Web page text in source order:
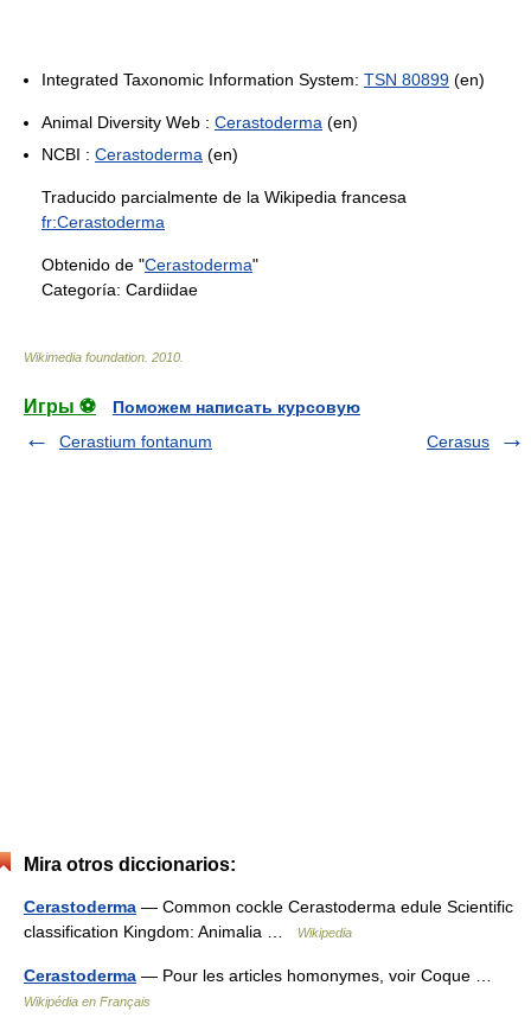
Integrated Taxonomic Information System: TSN 80899 (en)
Animal Diversity Web : Cerastoderma (en)
NCBI : Cerastoderma (en)
Traducido parcialmente de la Wikipedia francesa
fr:Cerastoderma
Obtenido de "Cerastoderma"
Categoría: Cardiidae
Wikimedia foundation 2010
Игры ⚽
Поможем написать курсовую
Cerastium fontanum
Cerasus
Mira otros diccionarios:
Cerastoderma — Common cockle Cerastoderma edule Scientific
classification Kingdom: Animalia …
Wikipedia
Cerastoderma — Pour les articles homonymes, voir Coque …
Wikipédia en Français